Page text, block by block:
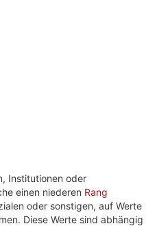
Institutionen oder
einen niederen Rang
oder sonstigen, auf Werte
Diese Werte sind abhängig